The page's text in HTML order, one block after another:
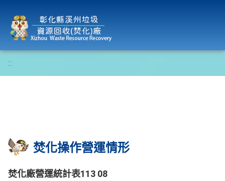
:::
焚化操作營運情形
焚化廠營運統計表113 08